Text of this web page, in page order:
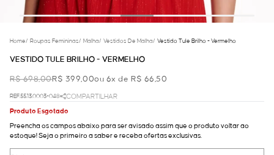
Home/ Roupas Femininas/ Malha/ Vestidos De Malha/ Vestido Tule Brilho - Vermelho
VESTIDO TULE BRILHO - VERMELHO
R$ 698,00R$ 399,00ou 6x de R$ 66,50
REF.55.13.0003-048
COMPARTILHAR
Produto Esgotado
Preencha os campos abaixo para ser avisado assim que o produto voltar ao
estoque! Seja o primeiro a saber e receba ofertas exclusivas.